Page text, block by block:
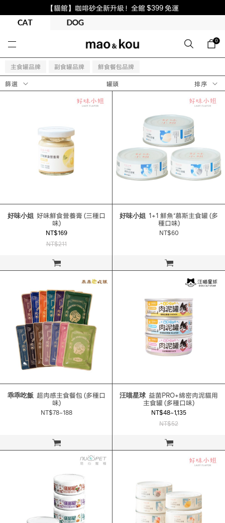
【貓館】咖啡砂全新升級！全館 $399 免運
0
篩選 排序
罐頭
主食罐品牌 副食罐品牌 鮮食餐包品牌
立即購買
好味小姐好味鮮食營養膏 (三種口
味)
NT$169
NT$211
立即購買
好味小姐
種口味)
NT$60
立即購買
乖乖吃飯超肉感主食餐包 (多種口
味)
NT$78~188
立即購買
汪喵星球
主食罐 (多種口味)
NT$48~1,135
NT$52